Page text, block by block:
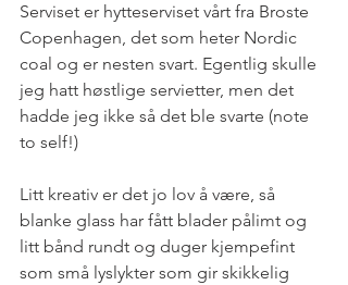
Serviset er hytteserviset vårt fra Broste
Copenhagen, det som heter Nordic
coal og er nesten svart. Egentlig skulle
jeg hatt høstlige servietter, men det
hadde jeg ikke så det ble svarte (note
to self!)
Litt kreativ er det jo lov å være, så
blanke glass har fått blader pålimt og
litt bånd rundt og duger kjempefint
som små lyslykter som gir skikkelig